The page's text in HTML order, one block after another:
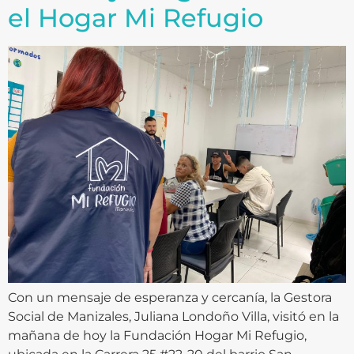
el Hogar Mi Refugio
Con un mensaje de esperanza y cercanía, la Gestora
Social de Manizales, Juliana Londoño Villa, visitó en la
mañana de hoy la Fundación Hogar Mi Refugio,